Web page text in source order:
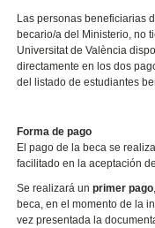
Las personas beneficiarias
becario/a del Ministerio, no
Universitat de València
directamente en los dos
del listado de estudiantes
Forma de pago
El pago de la beca se
facilitado en la aceptación
Se realizará unprimer pago
beca, en el momento de la
vez presentada la